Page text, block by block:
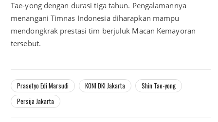
Tae-yong dengan durasi tiga tahun. Pengalamannya
menangani Timnas Indonesia diharapkan mampu
mendongkrak prestasi tim berjuluk Macan Kemayoran
tersebut.
Prasetyo Edi Marsudi KONI DKI Jakarta
Shin Tae-yong
Persija Jakarta